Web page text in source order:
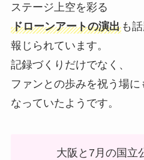
ステージ上空を彩る
ドローンアートの演出も
報じられています。
記録づくりだけでなく、
ファンとの歩みを祝う場に
なっていたようです。
大阪と7月の国立